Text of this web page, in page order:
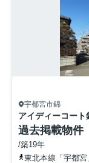
宇都宮市錦
アイディーコート
過去掲載物件
/築19年
東北本線「宇都